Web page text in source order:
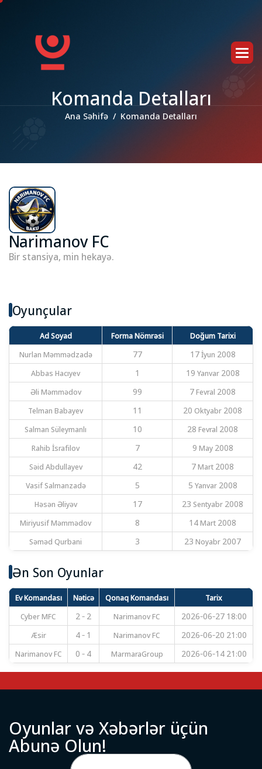
Komanda Detalları
Ana Səhifə Komanda Detalları
Narimanov FC
Bir stansiya, min hekayə.
Oyunçular
Ad Soyad Forma Nömrəsi
Doğum Tarixi
Nurlan Məmmədzadə
77
17 İyun 2008
Abbas Hacıyev
1
19 Yanvar 2008
Əli Məmmədov
99
7 Fevral 2008
Telman Babayev
11
20 Oktyabr 2008
Salman Süleymanlı
10
28 Fevral 2008
Rahib İsrafilov
7
9 May 2008
Səid Abdullayev
42
7 Mart 2008
Vasif Salmanzadə
5
5 Yanvar 2008
Həsən Əliyəv
17
23 Sentyabr 2008
Miriyusif Məmmədov
8
14 Mart 2008
Səməd Qurbani
3 23 Noyabr 2007
Ən Son Oyunlar
Ev Komandası Nəticə Qonaq Komandası
Tarix
Cyber MFC
2 - 2 Narimanov FC
2026-06-27 18:00
Æsir
4 - 1 Narimanov FC
2026-06-20 21:00
Narimanov FC
0 - 4 MarmaraGroup 2026-06-14 21:00
Oyunlarvə Xəbərlər üçün
Abunə Olun!